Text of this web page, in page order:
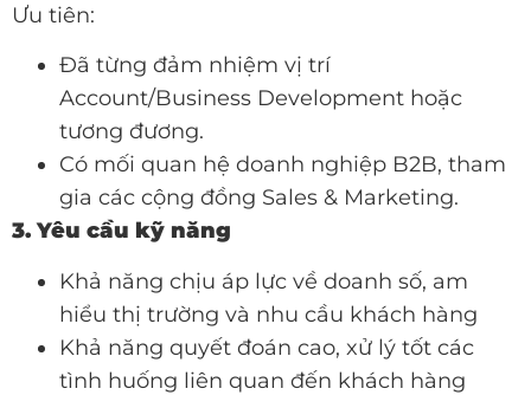
Ưu tiên:
Đã từng đảm nhiệm vị trí
Account/Business Development hoặc
tương đương.
Có mối quan hệ doanh nghiệp B2B, tham
gia các cộng đồng Sales & Marketing.
3. Yêu cầu kỹ năng
Khả năng chịu áp lực về doanh số, am
hiểu thị trường và nhu cầu khách hàng
Khả năng quyết đoán cao, xử lý tốt các
tình huống liên quan đến khách hàng